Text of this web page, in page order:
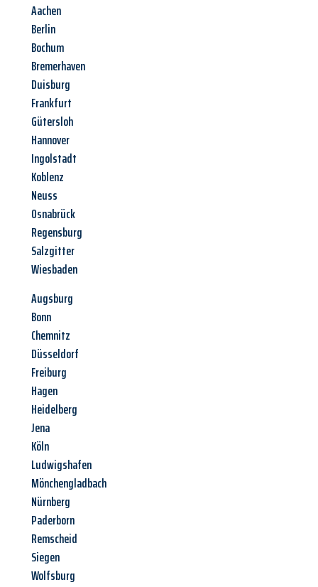
Aachen
Berlin
Bochum
Bremerhaven
Duisburg
Frankfurt
Gütersloh
Hannover
Ingolstadt
Koblenz
Neuss
Osnabrück
Regensburg
Salzgitter
Wiesbaden
Augsburg
Bonn
Chemnitz
Düsseldorf
Freiburg
Hagen
Heidelberg
Jena
Köln
Ludwigshafen
Mönchengladbach
Nürnberg
Paderborn
Remscheid
Siegen
Wolfsburg